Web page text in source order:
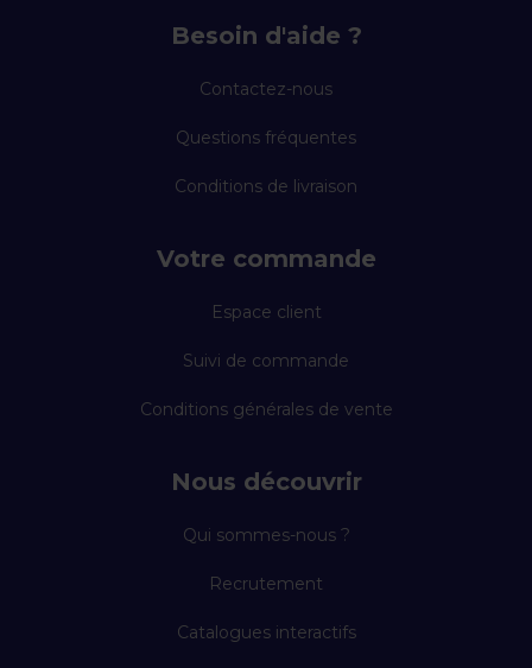
Besoin d'aide ?
Contactez-nous
Questions fréquentes
Conditions de livraison
Votre commande
Espace client
Suivi de commande
Conditions générales de vente
Nous découvrir
Qui sommes-nous ?
Recrutement
Catalogues interactifs